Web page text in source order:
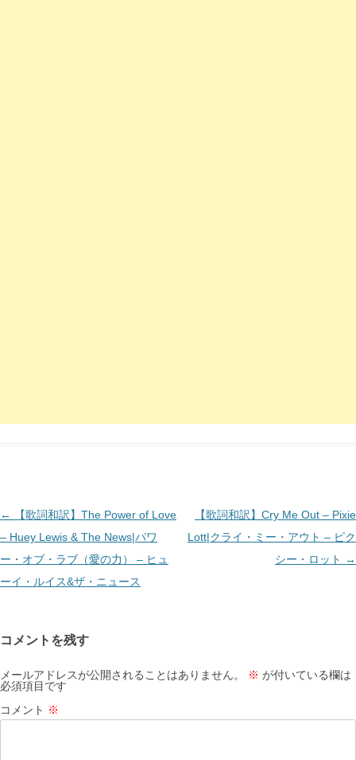
投
稿
ナ
ビ
シ
ョ
ン
←
【歌詞和訳】The Power of Love
– Huey Lewis & The News|パワ
ー・オブ・ラブ（愛の力） – ヒュ
ーイ・ルイス&ザ・ニュース
【歌詞和訳】Cry Me Out – Pixie
Lott|クライ・ミー・アウト – ピク
シー・ロット →
コメントを残す
メールアドレスが公開されることはありません。 ※ が付いている欄は
必須項目です
コメント ※